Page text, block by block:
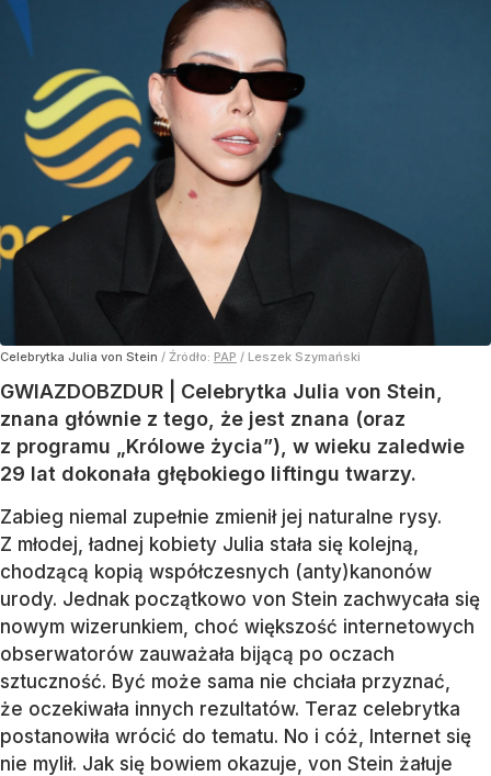
Celebrytka Julia von Stein / Źródło: PAP / Leszek Szymański
GWIAZDOBZDUR | Celebrytka Julia von Stein,
znana głównie z tego, że jest znana (oraz
z programu „Królowe życia”), w wieku zaledwie
29 lat dokonała głębokiego liftingu twarzy.
Zabieg niemal zupełnie zmienił jej naturalne rysy.
Z młodej, ładnej kobiety Julia stała się kolejną,
chodzącą kopią współczesnych (anty)kanonów
urody. Jednak początkowo von Stein zachwycała się
nowym wizerunkiem, choć większość internetowych
obserwatorów zauważała bijącą po oczach
sztuczność. Być może sama nie chciała przyznać,
że oczekiwała innych rezultatów. Teraz celebrytka
postanowiła wrócić do tematu. No i cóż, Internet się
nie mylił. Jak się bowiem okazuje, von Stein żałuje